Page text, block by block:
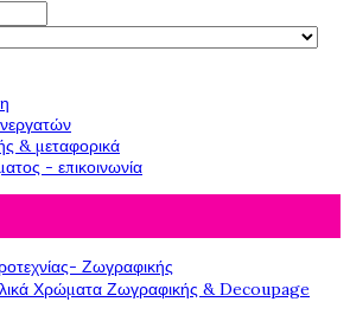
& μεταφορικά
- επικοινωνία
Ζωγραφικής
Χρώματα Ζωγραφικής & Decoupage